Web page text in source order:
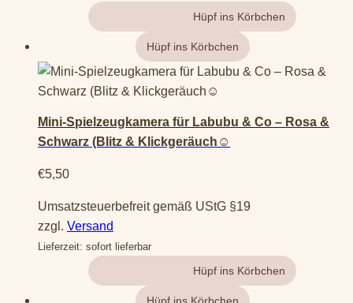
Dieses
Produkt
mehrere
Varianten
auf.
Optionen
können
auf
Produktseite
Mini-Spielzeugkamera für Labubu & Co – Rosa &
Schwarz (Blitz & Klickgeräuch☺️
€5,50
Umsatzsteuerbefreit gemäß UStG §19
zzgl. Versand
Lieferzeit: sofort lieferbar